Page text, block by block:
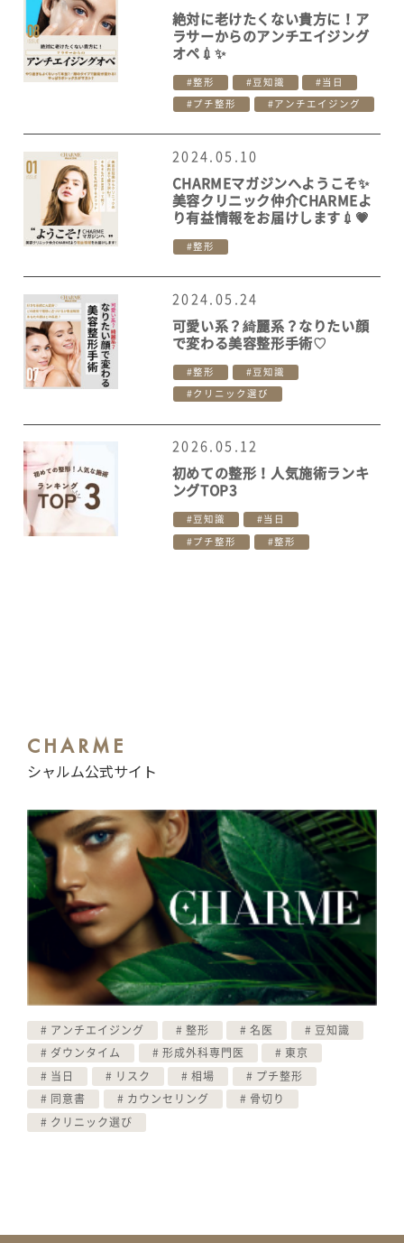
絶対に老けたくない貴方に！ア
ラサーからのアンチエイジング
オペ💉✨
整形 豆知識 当日
プチ整形 アンチエイジング
2024.05.10
CHARMEマガジンへようこそ✨
美容クリニック仲介CHARMEよ
り有益情報をお届けします💉💗
整形
2024.05.24
可愛い系？綺麗系？なりたい顔
で変わる美容整形手術♡
整形 豆知識
クリニック選び
2026.05.12
初めての整形！人気施術ランキ
ングTOP3
豆知識 当日
プチ整形 整形
CHARME
シャルム公式サイト
アンチエイジング 整形 名医 豆知識
ダウンタイム 形成外科専門医 東京
当日 リスク 相場 プチ整形
同意書 カウンセリング 骨切り
クリニック選び